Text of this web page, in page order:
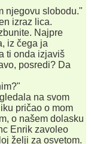
njegovu slobodu."
izraz lica.
Najpre
iz čega ja
ti onda izjaviš
posredi? Da
na svom
pričao o mom
o našem dolasku
Enrik zavoleo
želji za osvetom.